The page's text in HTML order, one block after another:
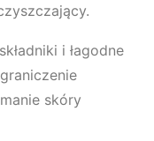
i łagodne
skóry